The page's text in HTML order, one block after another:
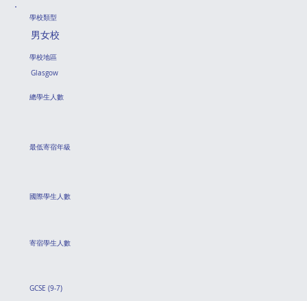
學校類型
男女校
學校地區
Glasgow
總學生人數
最低寄宿年級
國際學生人數
寄宿學生人數
GCSE (9-7)